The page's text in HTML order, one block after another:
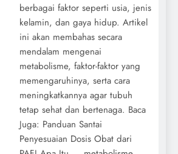
berbagai faktor seperti usia, jenis
kelamin, dan gaya hidup. Artikel
ini akan membahas secara
mendalam mengenai
metabolisme, faktor-faktor yang
memengaruhinya, serta cara
meningkatkannya agar tubuh
tetap sehat dan bertenaga. Baca
Juga: Panduan Santai
Penyesuaian Dosis Obat dari